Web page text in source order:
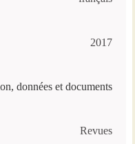
2017
données et documents
Revues